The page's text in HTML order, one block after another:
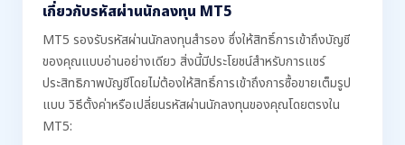
เกี่ยวกับรหัสผ่านนักลงทุน MT5
MT5 รองรับรหัสผ่านนักลงทุนสำรอง ซึ่งให้สิทธิ์การเข้าถึงบัญชี
ของคุณแบบอ่านอย่างเดียว สิ่งนี้มีประโยชน์สำหรับการแชร์
ประสิทธิภาพบัญชีโดยไม่ต้องให้สิทธิ์การเข้าถึงการซื้อขายเต็มรูป
แบบ วิธีตั้งค่าหรือเปลี่ยนรหัสผ่านนักลงทุนของคุณโดยตรงใน
MT5: